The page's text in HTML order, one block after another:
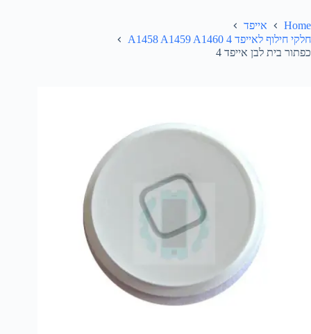
Home
אייפד
חלקי חילוף לאייפד 4 A1458 A1459 A1460
כפתור בית לבן אייפד 4